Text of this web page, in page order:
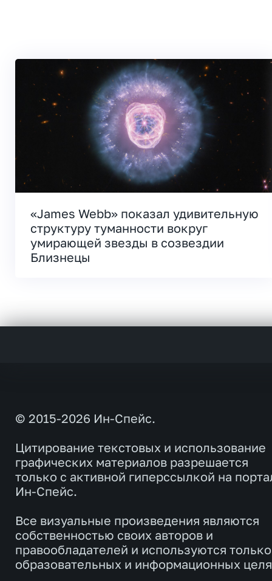
«James Webb» показал удивительную
структуру туманности вокруг
умирающей звезды в созвездии
Близнецы
© 2015-2026 Ин-Спейс.
Цитирование текстовых и использование
графических материалов разрешается
только с активной гиперссылкой на
Ин-Спейс.
Все визуальные произведения являются
собственностью своих авторов и
правообладателей и используются
образовательных и информационных